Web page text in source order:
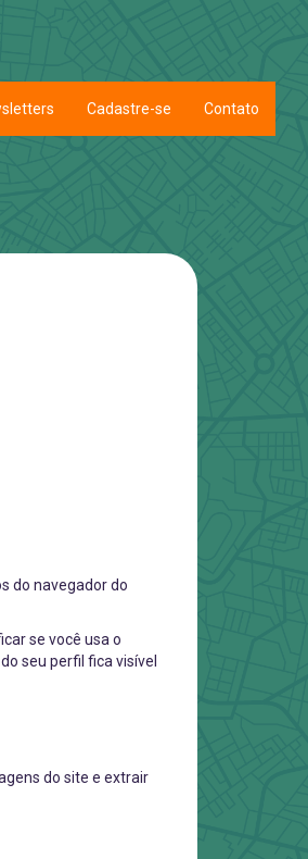
Cadastre-se Contato
do navegador do
se você usa o
seu perfil fica visível
do site e extrair